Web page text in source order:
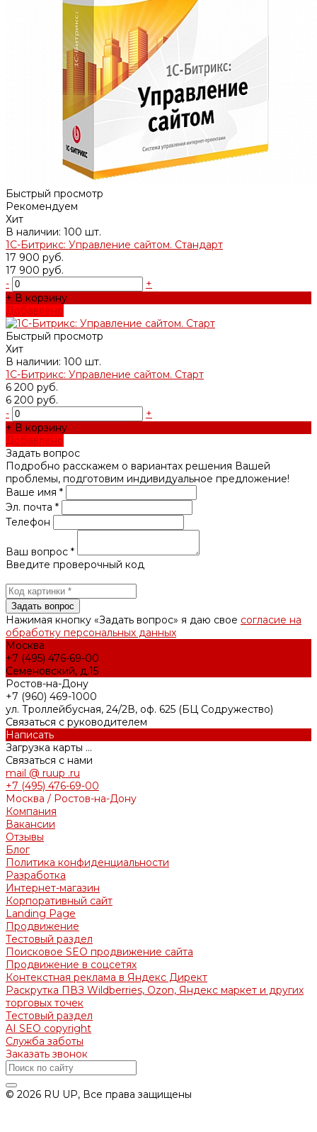
Быстрый просмотр
Рекомендуем
Хит
В наличии: 100 шт.
1С-Битрикс: Управление сайтом. Стандарт
17 900 руб.
17 900 руб.
-
+
+ В корзину
Добавлено
Быстрый просмотр
Хит
В наличии: 100 шт.
1С-Битрикс: Управление сайтом. Старт
6 200 руб.
6 200 руб.
-
+
+ В корзину
Добавлено
Задать вопрос
Подробно расскажем о вариантах решения Вашей
проблемы, подготовим индивидуальное предложение!
Ваше имя *
Эл. почта *
Телефон
Ваш вопрос *
Введите проверочный код
Нажимая кнопку «Задать вопрос» я даю свое согласие на
обработку персональных данных
Москва
+7 (495) 476-69-00
Семеновский, д.15
Ростов-на-Дону
+7 (960) 469-1000
ул. Троллейбусная, 24/2В, оф. 625 (БЦ Содружество)
Связаться с руководителем
Написать
Загрузка карты ...
Связаться с нами
mail @ ruup .ru
+7 (495) 476-69-00
Москва / Ростов-на-Дону
Компания
Вакансии
Отзывы
Блог
Политика конфиденциальности
Разработка
Интернет-магазин
Корпоративный сайт
Landing Page
Продвижение
Тестовый раздел
Поисковое SEO продвижение сайта
Продвижение в соцсетях
Контекстная реклама в Яндекс Директ
Раскрутка ПВЗ Wildberries, Ozon, Яндекс маркет и других
торговых точек
Тестовый раздел
AI SEO copyright
Служба заботы
Заказать звонок
© 2026 RU UP, Все права защищены